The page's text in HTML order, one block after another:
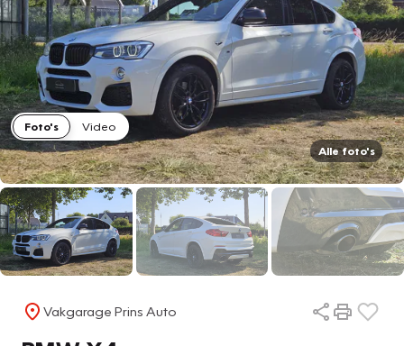
Foto's
Video
Alle foto's
Vakgarage Prins Auto